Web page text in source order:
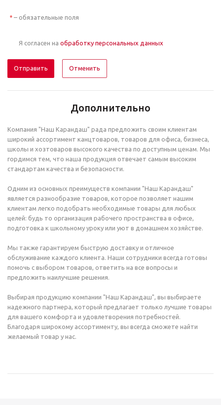
* – обязательные поля
Я согласен на обработку персональных данных
Отменить
Дополнительно
Компания "Наш Карандаш" рада предложить своим клиентам
широкий ассортимент канцтоваров, товаров для офиса, бизнеса,
школы и хозтоваров высокого качества по доступным ценам. Мы
гордимся тем, что наша продукция отвечает самым высоким
стандартам качества и безопасности.
Одним из основных преимуществ компании "Наш Карандаш"
является разнообразие товаров, которое позволяет нашим
клиентам легко подобрать необходимые товары для любых
целей: будь то организация рабочего пространства в офисе,
подготовка к школьному уроку или уют в домашнем хозяйстве.
Мы также гарантируем быструю доставку и отличное
обслуживание каждого клиента. Наши сотрудники всегда готовы
помочь с выбором товаров, ответить на все вопросы и
предложить наилучшие решения.
Выбирая продукцию компании "Наш Карандаш", вы выбираете
надежного партнера, который предлагает только лучшие товары
для вашего комфорта и удовлетворения потребностей.
Благодаря широкому ассортименту, вы всегда сможете найти
желаемый товар у нас.